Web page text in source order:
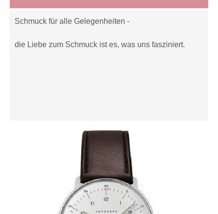
Schmuck für alle Gelegenheiten -
die Liebe zum Schmuck ist es, was uns fasziniert.